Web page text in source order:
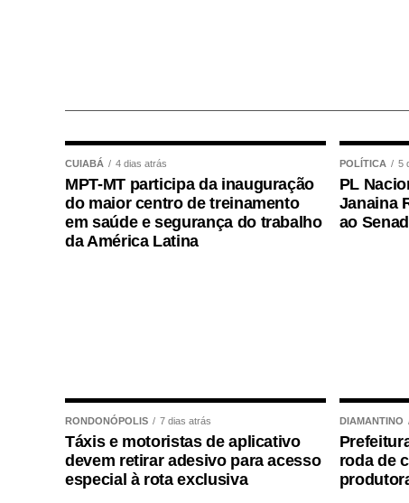
CUIABÁ 4 dias atrás
MPT-MT participa da inauguração
do maior centro de treinamento
em saúde e segurança do trabalho
da América Latina
POLÍTICA 5
PL
Janaina
ao
RONDONÓPOLIS 7 dias atrás
Táxis e motoristas de aplicativo
devem retirar adesivo para acesso
especial à rota exclusiva
DIAMANTINO
roda de